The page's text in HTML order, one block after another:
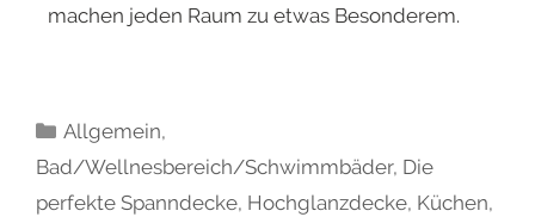
machen jeden Raum zu etwas Besonderem.
Allgemein,
Bad/Wellnesbereich/Schwimmbäder, Die
perfekte Spanndecke, Hochglanzdecke, Küchen,